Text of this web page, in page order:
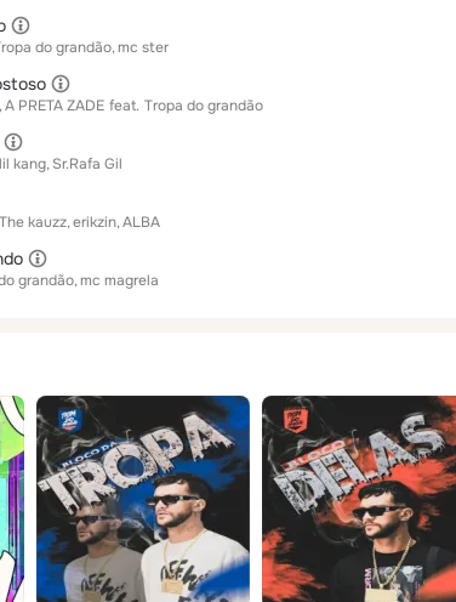
do grandão mc ster
A PRETA ZADE feat. Tropa do grandão
lil kang Sr.Rafa Gil
The kauzz erikzin ALBA
grandão mc magrela